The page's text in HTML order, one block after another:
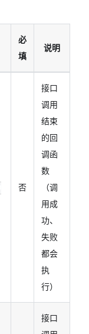
必
填
说明
否
接口
调用
结束
的回
调函
数
（调
用成
功、
失败
都会
执
行）
接口